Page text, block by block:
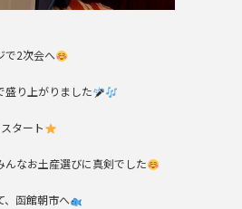
で2次会へ
盛り上がりました
タート
なお土産選びに真剣でした
、函館朝市へ